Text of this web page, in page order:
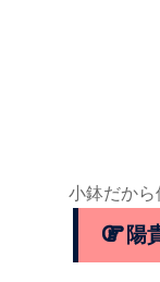
小鉢だから
陽